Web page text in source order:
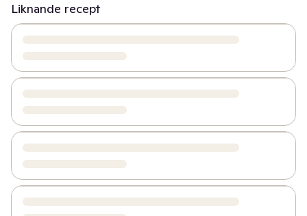
Liknande recept